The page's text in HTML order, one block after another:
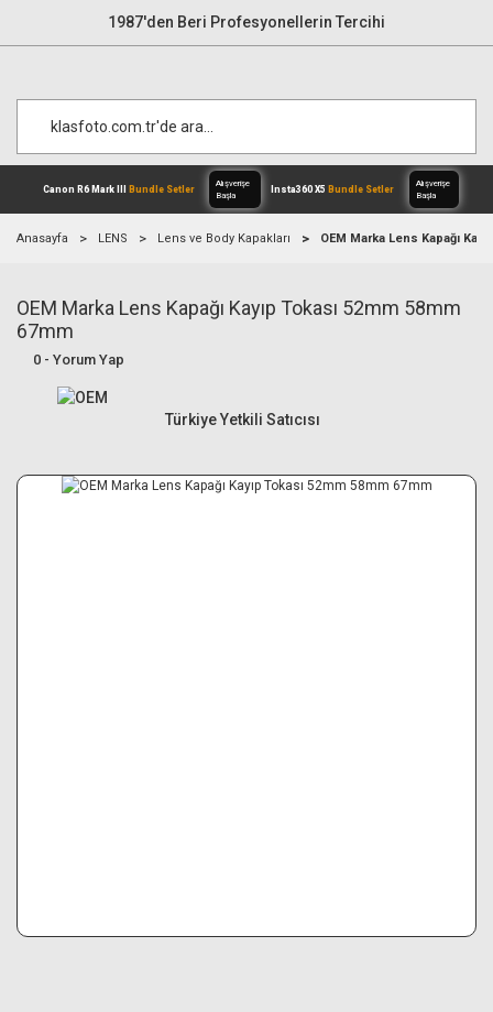
1987'den Beri Profesyonellerin Tercihi
Canon R6 Mark IIIBundle Setler
Alışverişe
Anasayfa LENS Lens ve Body Kapakları OEM Marka Lens Kapağı
OEM Marka Lens Kapağı Kayıp Tokası 52mm 58mm
67mm
0 - Yorum Yap
Türkiye Yetkili Satıcısı